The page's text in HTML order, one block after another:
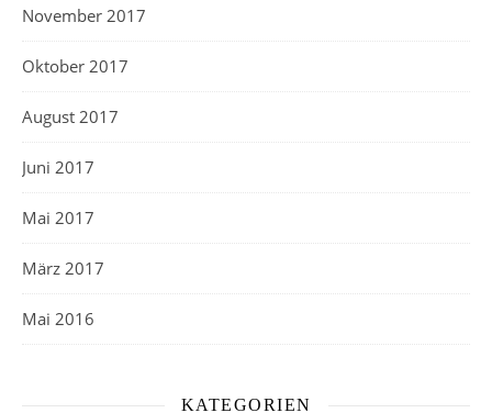
November 2017
Oktober 2017
August 2017
Juni 2017
Mai 2017
März 2017
Mai 2016
KATEGORIEN